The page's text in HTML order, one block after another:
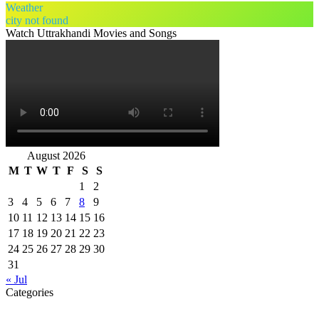
Weather
city not found
Watch Uttrakhandi Movies and Songs
August 2026
M T W T F S
S
1
2
3
4 5 6 7 8
9
10 11 12 13 14 15 16
17 18 19 20 21 22 23
24 25 26 27 28 29 30
31
« Jul
Categories